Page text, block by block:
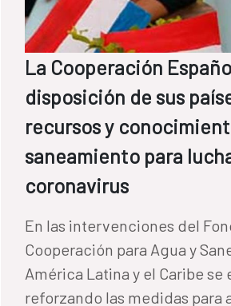
La Cooperación
disposición de sus
recursos y
saneamiento para
coronavirus
En las intervenciones del
Cooperación para Agua y
América Latina y el Caribe se
reforzando las medidas para